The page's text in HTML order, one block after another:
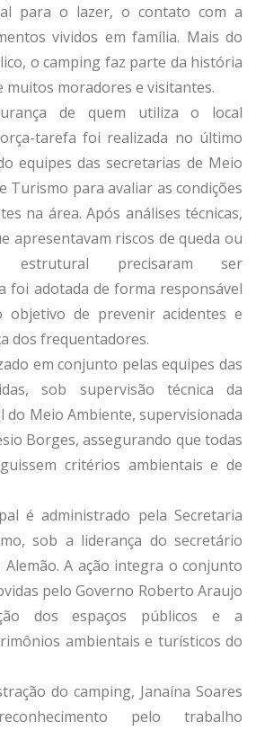
para o lazer, o contato com a
vividos em família. Mais do
o camping faz parte da história
muitos moradores e visitantes.
de quem utiliza o local
tarefa foi realizada no último
equipes das secretarias de Meio
Turismo para avaliar as condições
na área. Após análises técnicas,
apresentavam riscos de queda ou
estrutural precisaram ser
foi adotada de forma responsável
objetivo de prevenir acidentes e
dos frequentadores.
em conjunto pelas equipes das
sob supervisão técnica da
do Meio Ambiente, supervisionada
Borges, assegurando que todas
critérios ambientais e de
é administrado pela Secretaria
sob a liderança do secretário
A ação integra o conjunto
pelo Governo Roberto Araujo
dos espaços públicos e a
ambientais e turísticos do
do camping, Janaína Soares
pelo trabalho